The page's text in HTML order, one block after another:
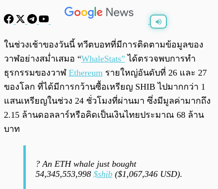
พร้อมเล่น 0:00
ในช่วงเช้าของวันนี้ ทวีตบอทที่มีการติดตามข้อมูลของ
วาฬอย่างสม่ำเสมอ “WhaleStats” ได้ตรวจพบการทำ
ธุรกรรมของวาฬ Ethereum รายใหญ่อันดับที่ 26 และ 27
ของโลก ที่ได้มีการกว้านซื้อเหรียญ SHIB ไปมากกว่า 1
แสนเหรียญในช่วง 24 ชั่วโมงที่ผ่านมา ซึ่งมีมูลค่ามากถึง
2.15 ล้านดอลลาร์หรือคิดเป็นเงินไทยประมาณ 68 ล้าน
บาท
? An ETH whale just bought
54,345,553,998 $shib ($1,067,346 USD).